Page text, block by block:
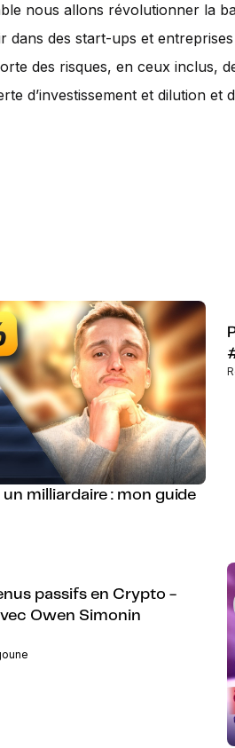
nous allons révolutionner la
dans des start-ups et
des risques, en ceux inclus,
d’investissement et dilution et
milliardaire : mon guide
passifs en Crypto -
Owen Simonin